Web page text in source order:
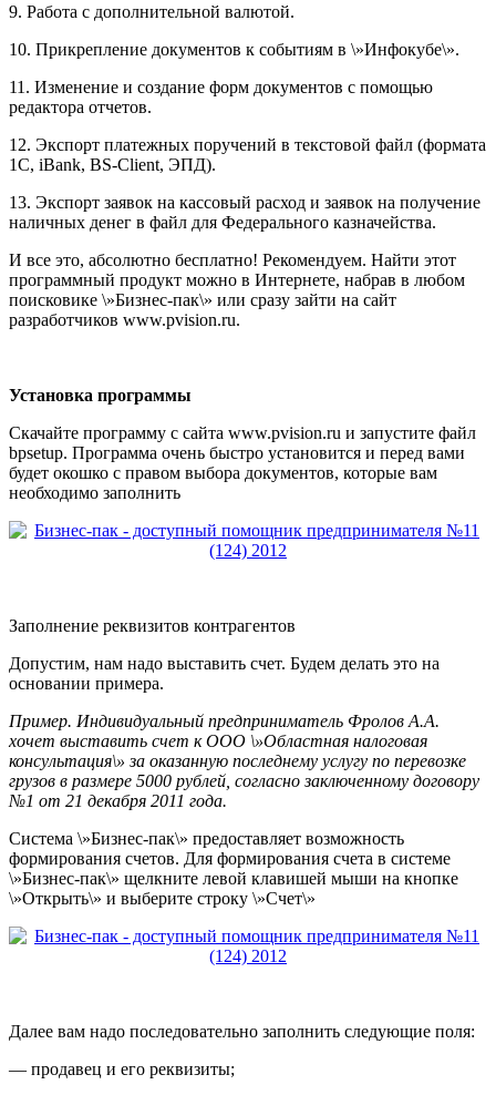
9. Работа с дополнительной валютой.
10. Прикрепление документов к событиям в \»Инфокубe\».
11. Изменение и создание форм документов с помощью
редактора отчетов.
12. Экспорт платежных поручений в текстовой файл (формата
1С, iBank, BS-Client, ЭПД).
13. Экспорт заявок на кассовый расход и заявок на получение
наличных денег в файл для Федерального казначейства.
И все это, абсолютно бесплатно! Рекомендуем. Найти этот
программный продукт можно в Интернете, набрав в любом
поисковике \»Бизнес-пак\» или сразу зайти на сайт
разработчиков www.pvision.ru.
Установка программы
Скачайте программу с сайта www.pvision.ru и запустите файл
bpsetup. Программа очень быстро установится и перед вами
будет окошко с правом выбора документов, которые вам
необходимо заполнить
Заполнение реквизитов контрагентов
Допустим, нам надо выставить счет. Будем делать это на
основании примера.
Пример. Индивидуальный предприниматель Фролов А.А.
хочет выставить счет к ООО \»Областная налоговая
консультация\» за оказанную последнему услугу по перевозке
грузов в размере 5000 рублей, согласно заключенному договору
№1 от 21 декабря 2011 года.
Система \»Бизнес-пак\» предоставляет возможность
формирования счетов. Для формирования счета в системе
\»Бизнес-пак\» щелкните левой клавишей мыши на кнопке
\»Открыть\» и выберите строку \»Счет\»
Далее вам надо последовательно заполнить следующие поля:
— продавец и его реквизиты;